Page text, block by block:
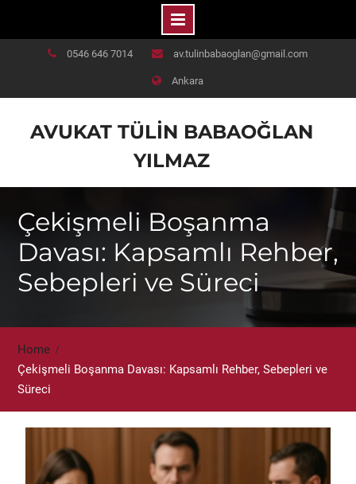
0546 646 7014 av.tulinbabaoglan@gmail.com
Ankara
AVUKAT TÜLIN BABAOĞLAN
YILMAZ
Çekişmeli Boşanma
Davası: Kapsamlı Rehber,
Sebepleri ve Süreci
Home
Çekişmeli Boşanma Davası: Kapsamlı Rehber, Sebepleri ve
Süreci